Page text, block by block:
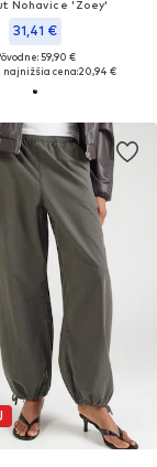
Nohavice 'Zoey'
31,41 €
59,90 €
najnižšia cena:20,94 €